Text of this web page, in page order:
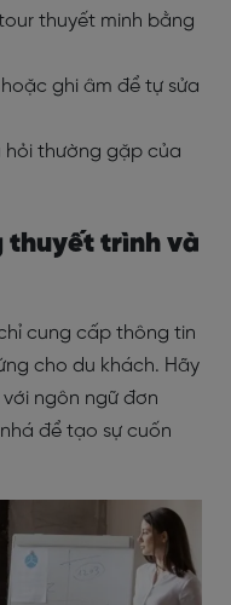
thuyết minh bằng
ghi âm để tự sửa
hỏi thường gặp của
thuyết trình và
cung cấp thông tin
cho du khách. Hãy
với ngôn ngữ đơn
để tạo sự cuốn